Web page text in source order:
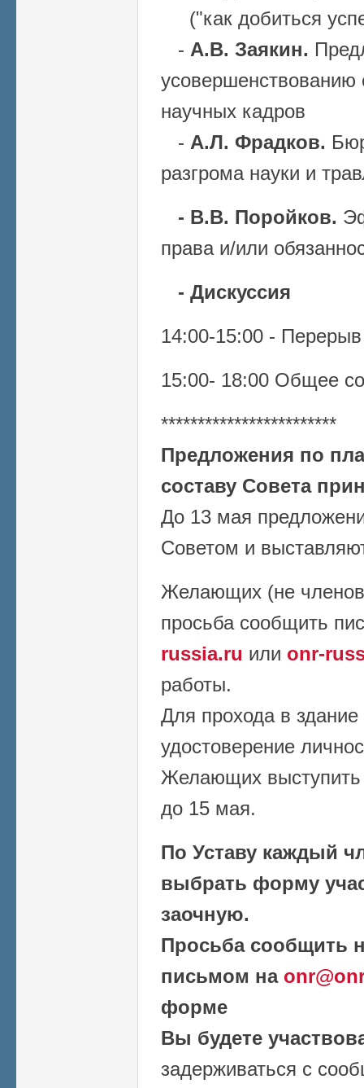
("как добиться
- А.В. Заякин.
усовершенствованию
научных кадров
- А.Л. Фрадков.
разгрома науки и
- В.В. Поройков.
права и/или
- Дискуссия
14:00-15:00 -
15:00- 18:00 Общее
************************
Предложения по
составу Совета
До 13 мая
Советом и
Желающих (не
просьба сообщить
russia.ru или onr-
работы.
Для прохода в
удостоверение
Желающих выступить
до 15 мая.
По Уставу каждый
выбрать форму
заочную.
Просьба сообщить
письмом на
форме
Вы будете
задерживаться с